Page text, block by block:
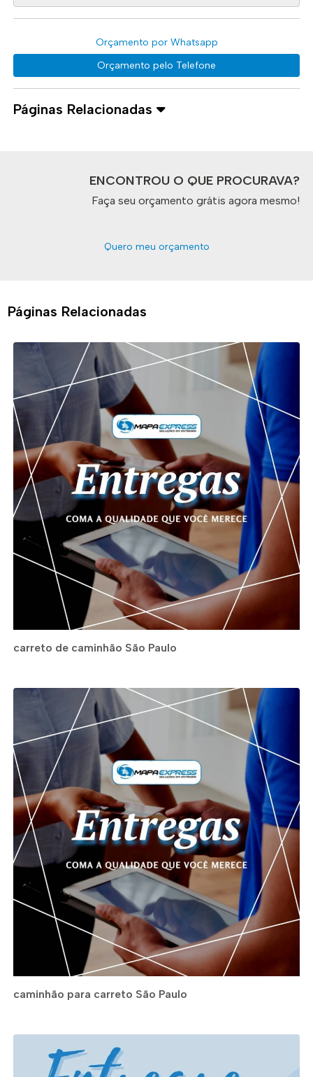
Orçamento por Whatsapp
Orçamento pelo Telefone
Páginas Relacionadas
ENCONTROU O QUE PROCURAVA?
Faça seu orçamento grátis agora mesmo!
Quero meu orçamento
Páginas Relacionadas
carreto de caminhão São Paulo
caminhão para carreto São Paulo